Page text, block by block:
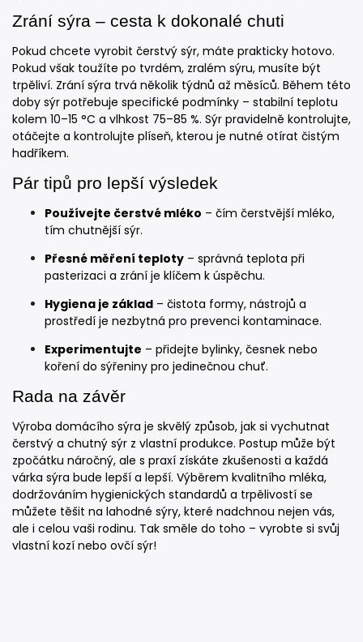
Zrání sýra – cesta k dokonalé chuti
Pokud chcete vyrobit čerstvý sýr, máte prakticky hotovo.
Pokud však toužíte po tvrdém, zralém sýru, musíte být
trpěliví. Zrání sýra trvá několik týdnů až měsíců. Během této
doby sýr potřebuje specifické podmínky – stabilní teplotu
kolem 10–15 °C a vlhkost 75–85 %. Sýr pravidelně kontrolujte,
otáčejte a kontrolujte plíseň, kterou je nutné otírat čistým
hadříkem.
Pár tipů pro lepší výsledek
Používejte čerstvé mléko – čím čerstvější mléko,
tím chutnější sýr.
Přesné měření teploty – správná teplota při
pasterizaci a zrání je klíčem k úspěchu.
Hygiena je základ – čistota formy, nástrojů a
prostředí je nezbytná pro prevenci kontaminace.
Experimentujte – přidejte bylinky, česnek nebo
koření do sýřeniny pro jedinečnou chuť.
Rada na závěr
Výroba domácího sýra je skvělý způsob, jak si vychutnat
čerstvý a chutný sýr z vlastní produkce. Postup může být
zpočátku náročný, ale s praxí získáte zkušenosti a každá
várka sýra bude lepší a lepší. Výběrem kvalitního mléka,
dodržováním hygienických standardů a trpělivostí se
můžete těšit na lahodné sýry, které nadchnou nejen vás,
ale i celou vaši rodinu. Tak směle do toho – vyrobte si svůj
vlastní kozí nebo ovčí sýr!